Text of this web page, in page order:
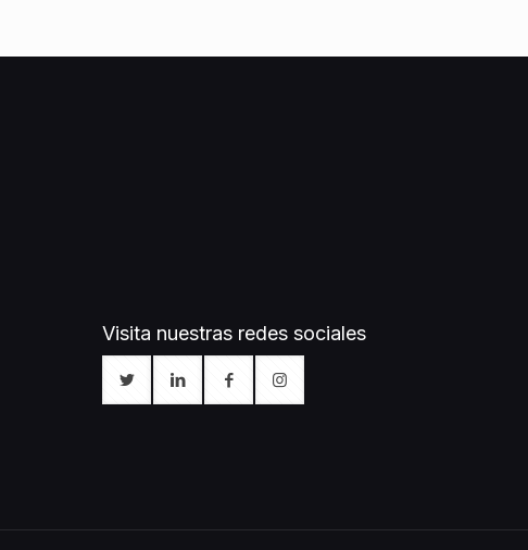
Visita nuestras redes sociales